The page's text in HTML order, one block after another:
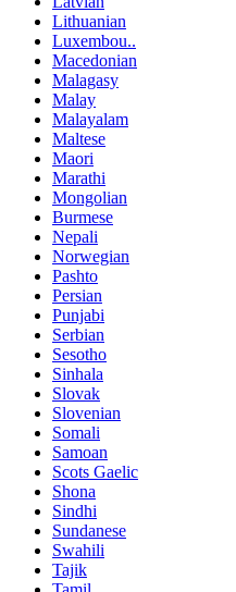
Lithuanian
Luxembou..
Macedonian
Malagasy
Malay
Malayalam
Maltese
Maori
Marathi
Mongolian
Burmese
Nepali
Norwegian
Pashto
Persian
Punjabi
Serbian
Sesotho
Sinhala
Slovak
Slovenian
Somali
Samoan
Scots Gaelic
Shona
Sindhi
Sundanese
Swahili
Tajik